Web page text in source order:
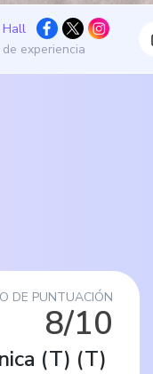
Hall
experiencia
DE PUNTUACIÓN
8/10
(T) (T)